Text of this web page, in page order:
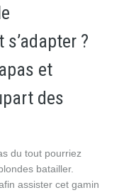
?
et
des
du tout pourriez
batailler.
assister cet gamin